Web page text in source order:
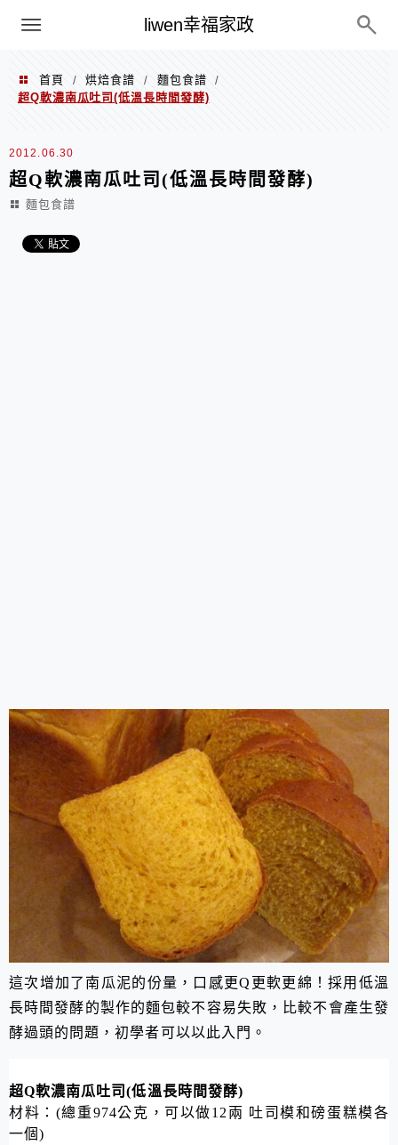
liwen幸福家政
menu
首頁 / 烘焙食譜 / 麵包食譜
/
超Q軟濃南瓜吐司(低溫長時間發酵)
2012.06.30
超Q軟濃南瓜吐司(低溫長時間發酵)
麵包食譜
這次增加了南瓜泥的份量，口感更Q 更軟更綿！採用低溫
長時間發酵的製作的麵包較不容易失敗，比較不會產生發
酵過頭的問題，初學者可以以此入門。
超Q軟濃南瓜吐司(低溫長時間發酵)
材料： (總重974公克，可以做12 兩 吐司模和磅蛋糕模各
一個)